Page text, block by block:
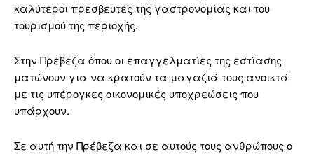
καλύτεροι πρεσβευτές της γαστρονομίας και του
τουρισμού της περιοχής.
Στην Πρέβεζα όπου οι επαγγελματίες της εστίασης
ματώνουν για να κρατούν τα μαγαζιά τους ανοικτά
με τις υπέρογκες οικονομικές υποχρεώσεις που
υπάρχουν.
Σε αυτή την Πρέβεζα και σε αυτούς τους ανθρώπους ο